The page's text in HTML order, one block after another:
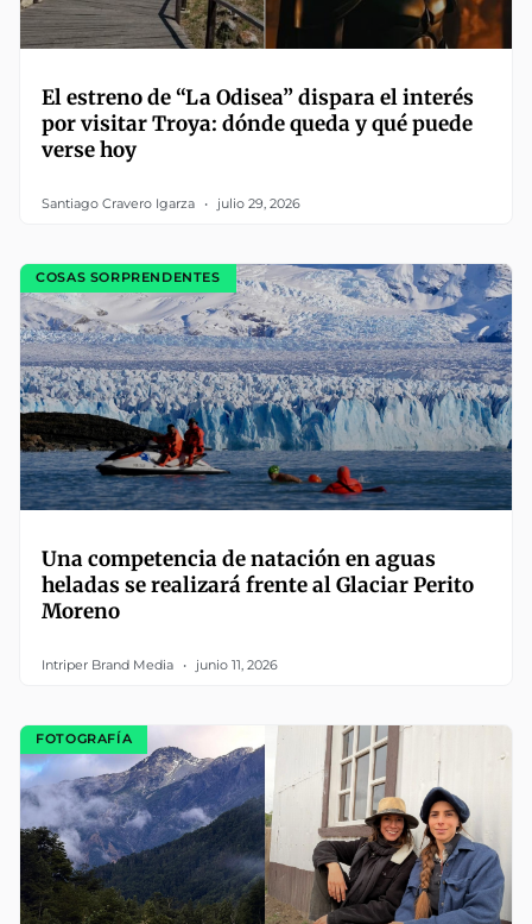
El estreno de “La Odisea” dispara el interés
por visitar Troya: dónde queda y qué puede
verse hoy
Santiago Cravero Igarza julio 29, 2026
COSAS SORPRENDENTES
Una competencia de natación en aguas
heladas se realizará frente al Glaciar Perito
Moreno
Intriper Brand Media junio 11, 2026
FOTOGRAFÍA